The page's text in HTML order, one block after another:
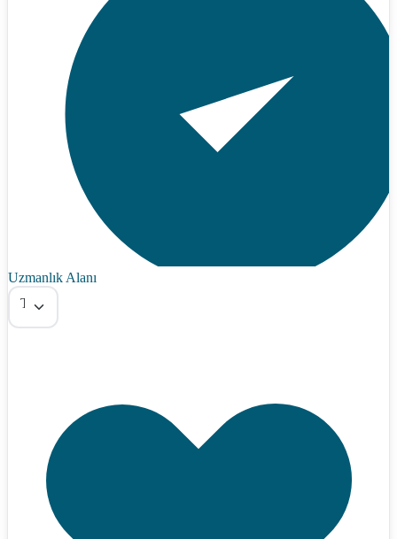
Uzmanlık Alanı
Tümü